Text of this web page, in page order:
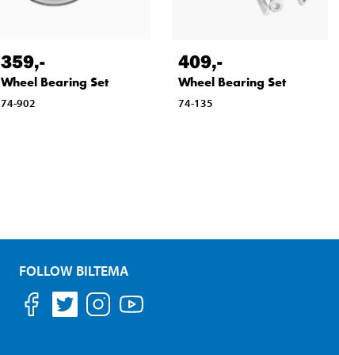
359,-
Wheel Bearing Set
74-902
409,-
Wheel Bearing Set
74-135
FOLLOW BILTEMA